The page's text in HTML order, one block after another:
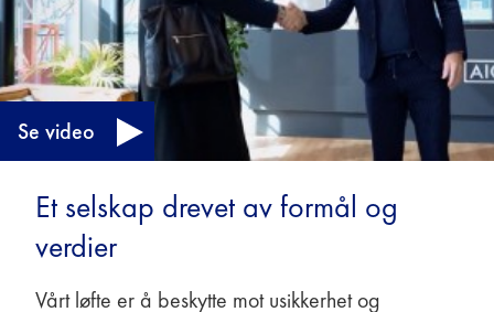
Et selskap drevet av formål og
verdier
Vårt løfte er å beskytte mot usikkerhet og
Se video